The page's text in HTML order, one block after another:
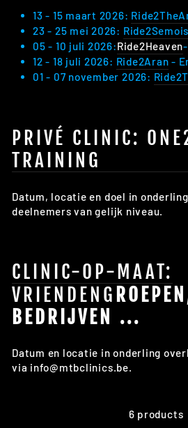
13 - 15 maart 2026:
23 - 25 mei 2026: Ride2Semois
05 - 10 juli 2026:Ride2Heaven
12 - 18 juli 2026: Ride2Aran -
01 - 07 november 2026:
PRIVÉ CLINIC:
TRAINING
Datum, locatie en doel in
deelnemers van gelijk niveau.
CLINIC-OP-MAAT:
VRIENDENG
BEDRIJVEN ...
Datum en locatie in onderling
via info@mtbclinics.be.
6 products